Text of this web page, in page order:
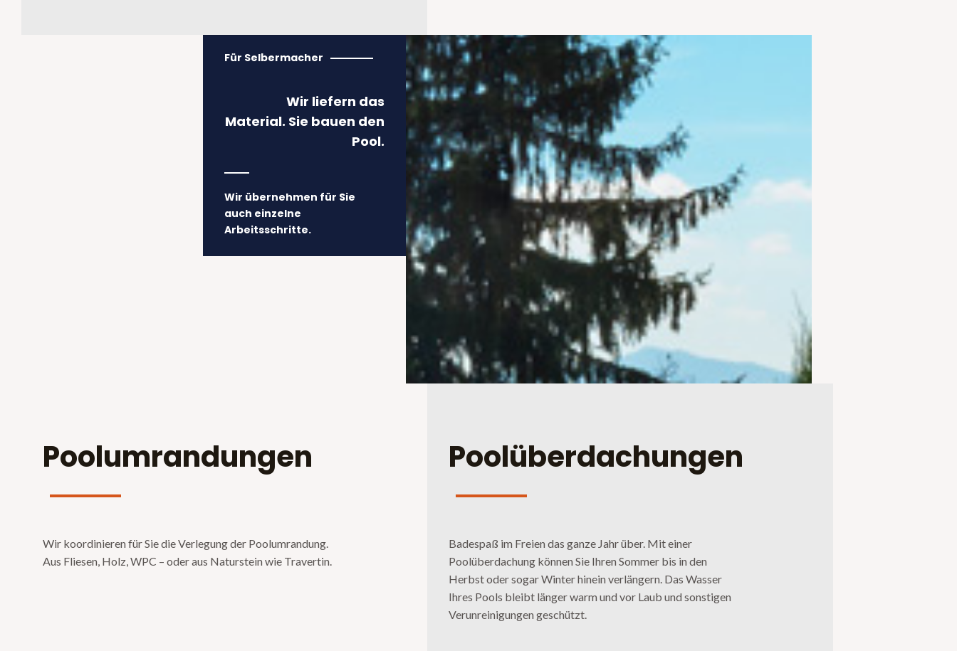
Für Selbermacher
Wir liefern das
Material. Sie bauen den
Pool.
Wir übernehmen für Sie
auch einzelne
Arbeitsschritte.​
Pool­umrandungen
Wir koordinieren für Sie die Verlegung der Poolumrandung.
Aus Fliesen, Holz, WPC – oder aus Naturstein wie Travertin.
Pool­überdachungen
Badespaß im Freien das ganze Jahr über. Mit einer
Poolüberdachung können Sie Ihren Sommer bis in den
Herbst oder sogar Winter hinein verlängern. Das Wasser
Ihres Pools bleibt länger warm und vor Laub und sonstigen
Verunreinigungen geschützt.